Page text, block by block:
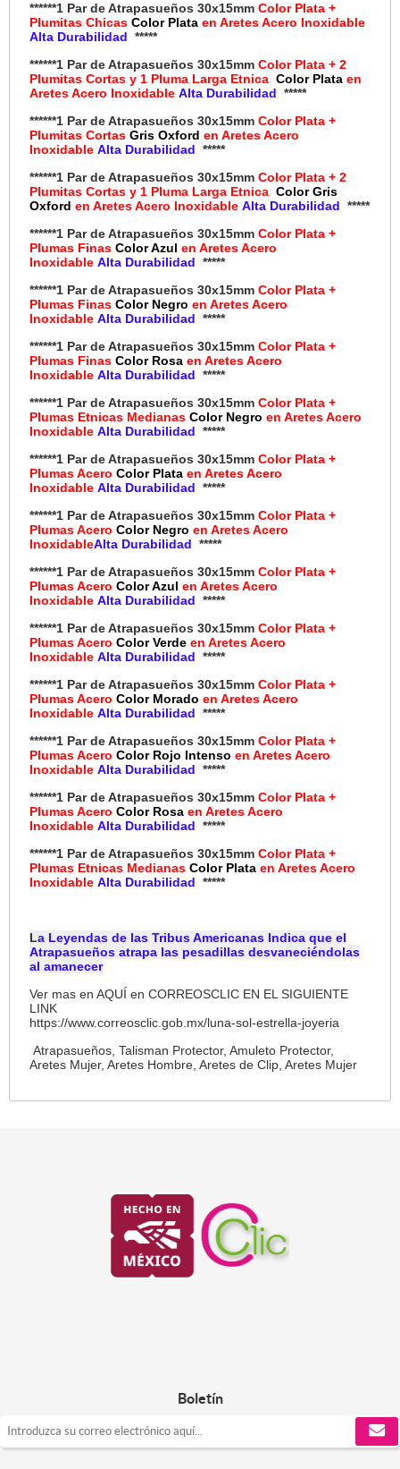
******1 Par de Atrapasueños 30x15mmColor Plata +
Plumitas Chicas Color Plataen Aretes Acero Inoxidable
Alta Durabilidad *****
******1 Par de Atrapasueños 30x15mmColor Plata + 2
Plumitas Cortas y 1 Pluma Larga Etnica Color Plataen
Aretes Acero Inoxidable Alta Durabilidad *****
******1 Par de Atrapasueños 30x15mmColor Plata +
Plumitas Cortas Gris Oxforden Aretes Acero
Inoxidable Alta Durabilidad *****
******1 Par de Atrapasueños 30x15mmColor Plata + 2
Plumitas Cortas y 1 Pluma Larga Etnica Color Gris
Oxforden Aretes Acero Inoxidable Alta Durabilidad *****
******1 Par de Atrapasueños 30x15mmColor Plata +
Plumas FinasColor Azulen Aretes Acero
Inoxidable Alta Durabilidad *****
******1 Par de Atrapasueños 30x15mmColor Plata +
Plumas FinasColor Negroen Aretes Acero
Inoxidable Alta Durabilidad *****
******1 Par de Atrapasueños 30x15mmColor Plata +
Plumas FinasColor Rosaen Aretes Acero
Inoxidable Alta Durabilidad *****
******1 Par de Atrapasueños 30x15mmColor Plata +
Plumas Etnicas MedianasColor Negroen Aretes Acero
Inoxidable Alta Durabilidad *****
******1 Par de Atrapasueños 30x15mmColor Plata +
Plumas AceroColor Plataen Aretes Acero
Inoxidable Alta Durabilidad *****
******1 Par de Atrapasueños 30x15mmColor Plata +
Plumas AceroColor Negroen Aretes Acero
InoxidableAlta Durabilidad *****
******1 Par de Atrapasueños 30x15mmColor Plata +
Plumas AceroColor Azulen Aretes Acero
Inoxidable Alta Durabilidad *****
******1 Par de Atrapasueños 30x15mmColor Plata +
Plumas AceroColor Verdeen Aretes Acero
Inoxidable Alta Durabilidad *****
******1 Par de Atrapasueños 30x15mmColor Plata +
Plumas AceroColor Moradoen Aretes Acero
Inoxidable Alta Durabilidad *****
******1 Par de Atrapasueños 30x15mmColor Plata +
Plumas AceroColor Rojo Intensoen Aretes Acero
Inoxidable Alta Durabilidad *****
******1 Par de Atrapasueños 30x15mmColor Plata +
Plumas AceroColor Rosaen Aretes Acero
Inoxidable Alta Durabilidad *****
******1 Par de Atrapasueños 30x15mmColor Plata +
Plumas Etnicas MedianasColor Plataen Aretes Acero
Inoxidable Alta Durabilidad *****
La Leyendas de las Tribus Americanas Indica que el
Atrapasueños atrapa las pesadillas desvaneciéndolas
al amanecer
Ver mas en AQUÍ en CORREOSCLIC EN EL SIGUIENTE
LINK
https://www.correosclic.gob.mx/luna-sol-estrella-joyeria
Atrapasueños, Talisman Protector, Amuleto Protector,
Aretes Mujer, Aretes Hombre, Aretes de Clip, Aretes Mujer
Boletín